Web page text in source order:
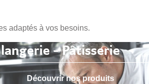
adaptés à vos besoins.
- Pâtisserie
Découvrir nos produits